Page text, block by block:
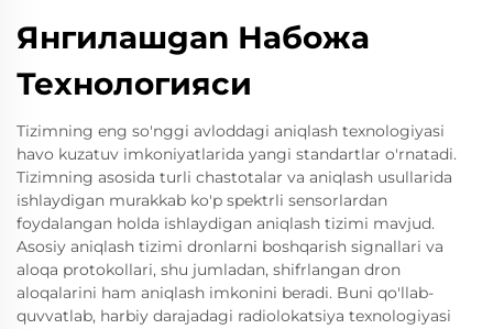
Янгилашgan Набожа
Технологияси
Tizimning eng so'nggi avloddagi aniqlash texnologiyasi
havo kuzatuv imkoniyatlarida yangi standartlar o'rnatadi.
Tizimning asosida turli chastotalar va aniqlash usullarida
ishlaydigan murakkab ko'p spektrli sensorlardan
foydalangan holda ishlaydigan aniqlash tizimi mavjud.
Asosiy aniqlash tizimi dronlarni boshqarish signallari va
aloqa protokollari, shu jumladan, shifrlangan dron
aloqalarini ham aniqlash imkonini beradi. Buni qo'llab-
quvvatlab, harbiy darajadagi radiolokatsiya texnologiyasi